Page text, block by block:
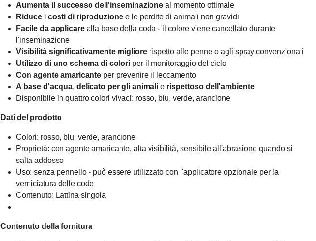
Aumenta il successo dell'inseminazione al momento ottimale
Riduce i costi di riproduzione e le perdite di animali non gravidi
Facile da applicare alla base della coda - il colore viene cancellato durante
l'inseminazione
Visibilità significativamente migliore rispetto alle penne o agli spray convenzionali
Utilizzo di uno schema di colori per il monitoraggio del ciclo
Con agente amaricante per prevenire il leccamento
A base d'acqua, delicato per gli animali e rispettoso dell'ambiente
Disponibile in quattro colori vivaci: rosso, blu, verde, arancione
Dati del prodotto
Colori: rosso, blu, verde, arancione
Proprietà: con agente amaricante, alta visibilità, sensibile all'abrasione quando si
salta addosso
Uso: senza pennello - può essere utilizzato con l'applicatore opzionale per la
verniciatura delle code
Contenuto: Lattina singola
Contenuto della fornitura